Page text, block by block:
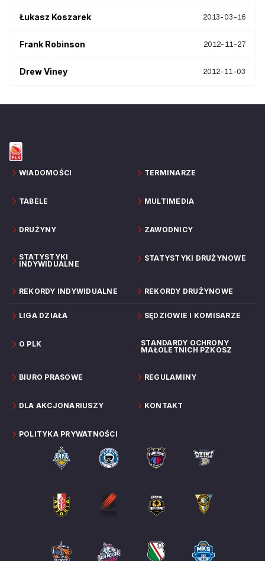
Łukasz Koszarek 2013-03-16
Frank Robinson 2012-11-27
DrewViney 2012-11-03
WIADOMOŚCI TERMINARZE
TABELE MULTIMEDIA
DRUŻYNY ZAWODNICY
STATYSTYKI
INDYWIDUALNE
STATYSTYKI DRUŻYNOWE
REKORDY INDYWIDUALNE REKORDY DRUŻYNOWE
LIGA DZIAŁA SĘDZIOWIE I KOMISARZE
O PLK
STANDARDY OCHRONY
MAŁOLETNICH PZKOSZ
BIURO PRASOWE REGULAMINY
DLA AKCJONARIUSZY KONTAKT
POLITYKA PRYWATNOŚCI